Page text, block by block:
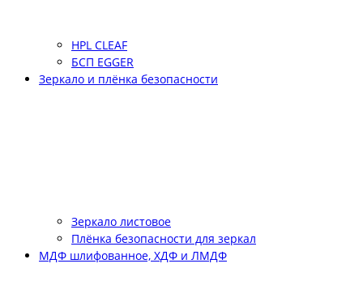
HPL CLEAF
БСП EGGER
Зеркало и плёнка безопасности
Зеркало листовое
Плёнка безопасности для зеркал
МДФ шлифованное, ХДФ и ЛМДФ